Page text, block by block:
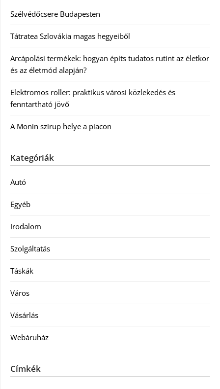
Szélvédőcsere Budapesten
Tátratea Szlovákia magas hegyeiből
Arcápolási termékek: hogyan építs tudatos rutint az életkor
és az életmód alapján?
Elektromos roller: praktikus városi közlekedés és
fenntartható jövő
A Monin szirup helye a piacon
Kategóriák
Autó
Egyéb
Irodalom
Szolgáltatás
Táskák
Város
Vásárlás
Webáruház
Címkék